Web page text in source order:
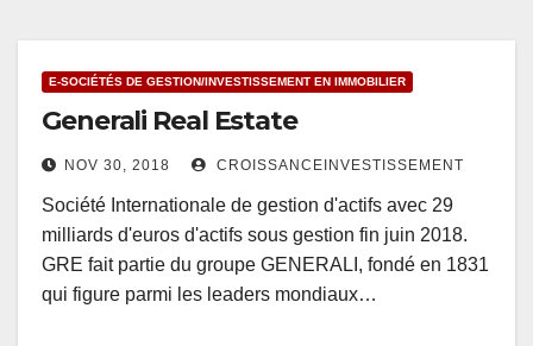
E-SOCIÉTÉS DE GESTION/INVESTISSEMENT EN IMMOBILIER
Generali Real Estate
NOV 30, 2018 CROISSANCEINVESTISSEMENT
Société Internationale de gestion d'actifs avec 29
milliards d'euros d'actifs sous gestion fin juin 2018.
GRE fait partie du groupe GENERALI, fondé en 1831
qui figure parmi les leaders mondiaux…